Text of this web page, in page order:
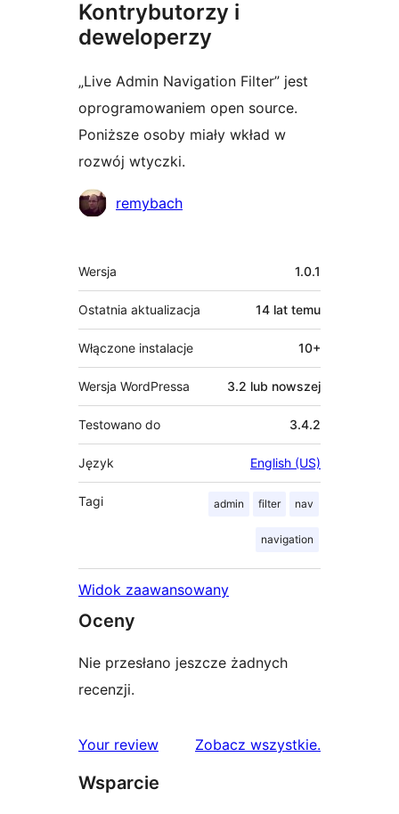
Kontrybutorzy i
deweloperzy
„Live Admin Navigation Filter” jest
oprogramowaniem open source.
Poniższe osoby miały wkład w
rozwój wtyczki.
Zaangażowani
remybach
Meta
Wersja 1.0.1
Ostatnia aktualizacja 14 lat temu
Włączone instalacje 10+
Wersja WordPressa 3.2 lub nowszej
Testowano do 3.4.2
Język English (US)
Tagi admin filter nav
navigation
Widok zaawansowany
Oceny
Nie przesłano jeszcze żadnych
recenzji.
Your review Zobacz wszystkierecenzje
.
Wsparcie